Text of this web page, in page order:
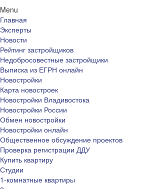
Menu
Главная
Эксперты
Новости
Рейтинг застройщиков
Недобросовестные застройщики
Выписка из ЕГРН онлайн
Новостройки
Карта новостроек
Новостройки Владивостока
Новостройки России
Обмен новостройки
Новостройки онлайн
Общественное обсуждение проектов
Проверка регистрации ДДУ
Купить квартиру
Студии
1-комнатные квартиры